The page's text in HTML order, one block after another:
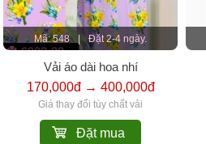
Mã: 548 Đặt 2-4 ngày.
Vải áo dài hoa nhí
170,000đ → 400,000đ
Giá thay đổi tùy chất vải
Đặt mua